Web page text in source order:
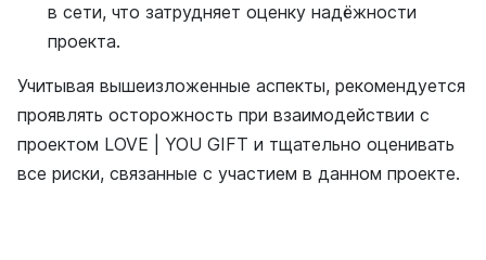
в сети, что затрудняет оценку надёжности
проекта.
Учитывая вышеизложенные аспекты, рекомендуется
проявлять осторожность при взаимодействии с
проектом LOVE | YOU GIFT и тщательно оценивать
все риски, связанные с участием в данном проекте.